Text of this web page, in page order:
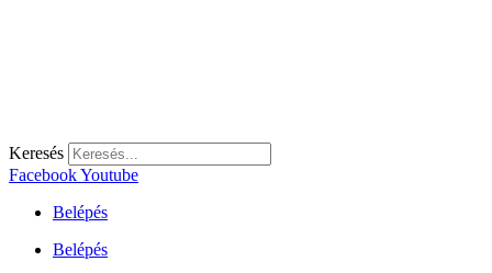
Keresés
FacebookYoutube
Belépés
Belépés